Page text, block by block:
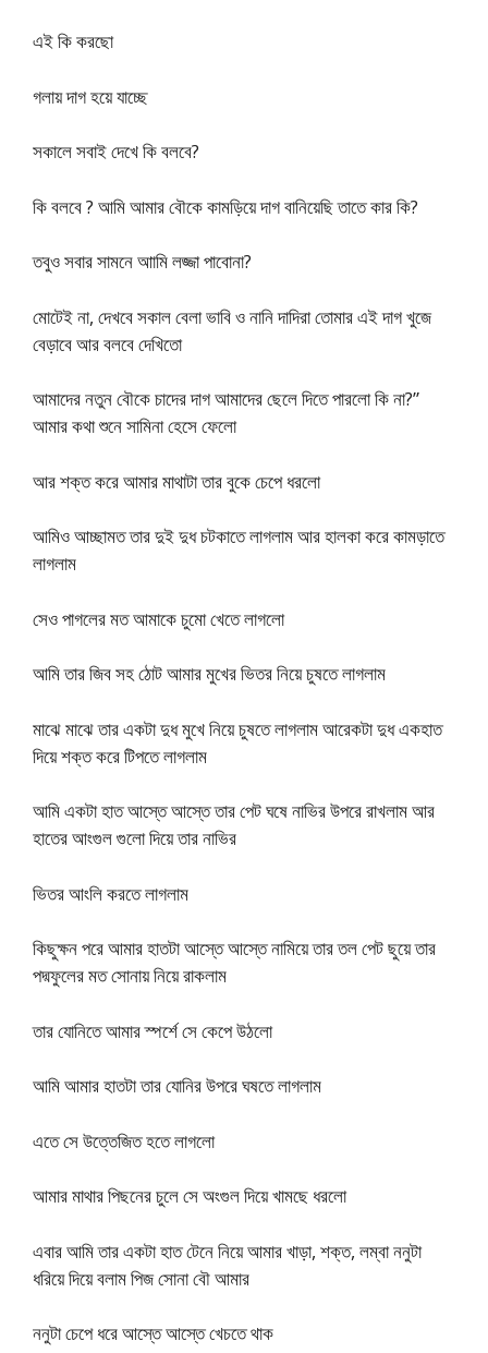
এই কি করছো
গলায় দাগ হয়ে যাচ্ছে
সকালে সবাই দেখে কি বলবে?
কি বলবে ? আমি আমার বৌকে কামড়িয়ে দাগ বানিয়েছি তাতে কার কি?
তবুও সবার সামনে আামি লজ্জা পাবোনা?
মোটেই না, দেখবে সকাল বেলা ভাবি ও নানি দাদিরা তোমার এই দাগ খুজে
বেড়াবে আর বলবে দেখিতো
আমাদের নতুন বৌকে চাদের দাগ আমাদের ছেলে দিতে পারলো কি না?”
আমার কথা শুনে সামিনা হেসে ফেলো
আর শক্ত করে আমার মাথাটা তার বুকে চেপে ধরলো
আমিও আচ্ছামত তার দুই দুধ চটকাতে লাগলাম আর হালকা করে কামড়াতে
লাগলাম
সেও পাগলের মত আমাকে চুমো খেতে লাগলো
আমি তার জিব সহ ঠোট আমার মুখের ভিতর নিয়ে চুষতে লাগলাম
মাঝে মাঝে তার একটা দুধ মুখে নিয়ে চুষতে লাগলাম আরেকটা দুধ একহাত
দিয়ে শক্ত করে টিপতে লাগলাম
আমি একটা হাত আস্তে আস্তে তার পেট ঘষে নাভির উপরে রাখলাম আর
হাতের আংগুল গুলো দিয়ে তার নাভির
ভিতর আংলি করতে লাগলাম
কিছুক্ষন পরে আমার হাতটা আস্তে আস্তে নামিয়ে তার তল পেট ছুয়ে তার
পদ্মফুলের মত সোনায় নিয়ে রাকলাম
তার যোনিতে আমার স্পর্শে সে কেপে উঠলো
আমি আমার হাতটা তার যোনির উপরে ঘষতে লাগলাম
এতে সে উত্তেজিত হতে লাগলো
আমার মাথার পিছনের চুলে সে অংগুল দিয়ে খামছে ধরলো
এবার আমি তার একটা হাত টেনে নিয়ে আমার খাড়া, শক্ত, লম্বা ননুটা
ধরিয়ে দিয়ে বলাম পিজ সোনা বৌ আমার
ননুটা চেপে ধরে আস্তে আস্তে খেচতে থাক